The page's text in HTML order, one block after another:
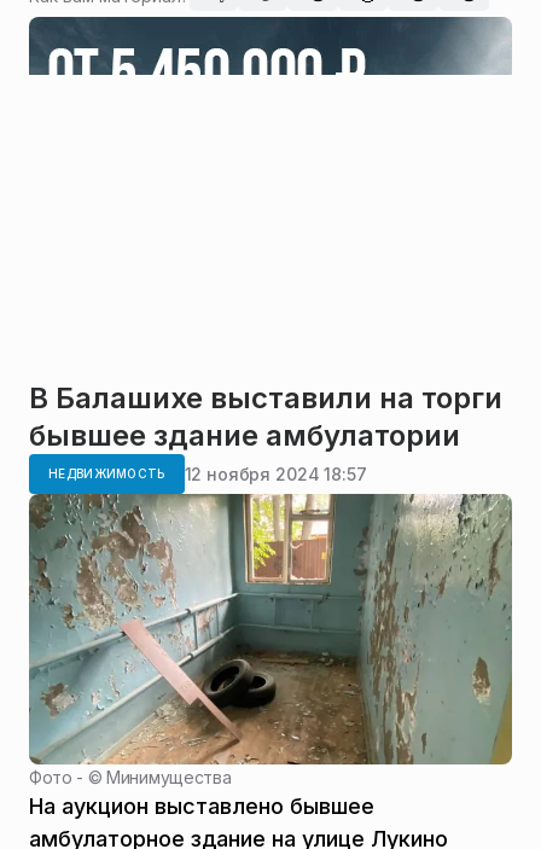
В Балашихе выставили на торги
бывшее здание амбулатории
НЕДВИЖИМОСТЬ 12 ноября 2024 18:57
Фото - ©Минимущества
На аукцион выставлено бывшее
амбулаторное здание на улице Лукино